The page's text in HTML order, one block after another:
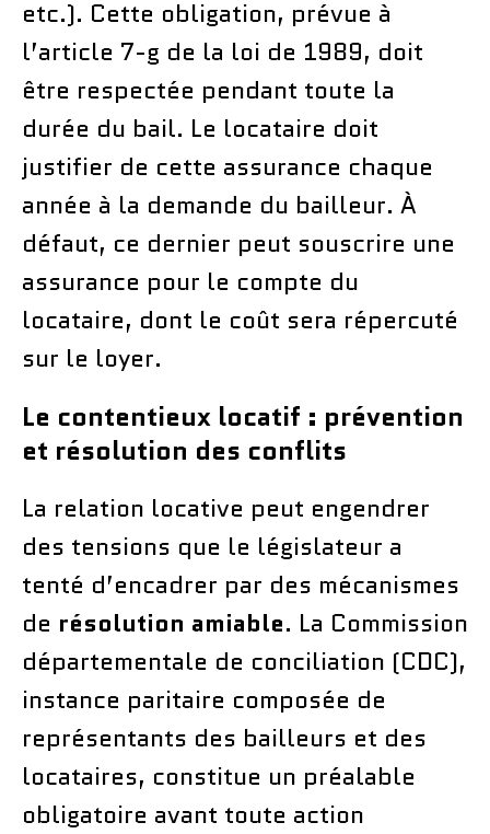
etc.). Cette obligation, prévue à
l’article 7-g de la loi de 1989, doit
être respectée pendant toute la
durée du bail. Le locataire doit
justifier de cette assurance chaque
année à la demande du bailleur. À
défaut, ce dernier peut souscrire une
assurance pour le compte du
locataire, dont le coût sera répercuté
sur le loyer.
Le contentieux locatif : prévention
et résolution des conflits
La relation locative peut engendrer
des tensions que le législateur a
tenté d’encadrer par des mécanismes
de résolution amiable. La Commission
départementale de conciliation (CDC),
instance paritaire composée de
représentants des bailleurs et des
locataires, constitue un préalable
obligatoire avant toute action